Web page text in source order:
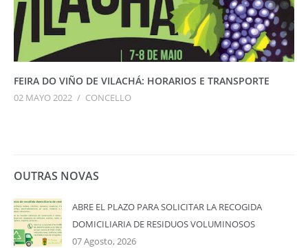
FEIRA DO VIÑO DE VILACHÁ: HORARIOS E TRANSPORTE
02 MAYO 2022 / CONCELLO
OUTRAS NOVAS
ABRE EL PLAZO PARA SOLICITAR LA RECOGIDA
DOMICILIARIA DE RESIDUOS VOLUMINOSOS
07 Agosto, 2026